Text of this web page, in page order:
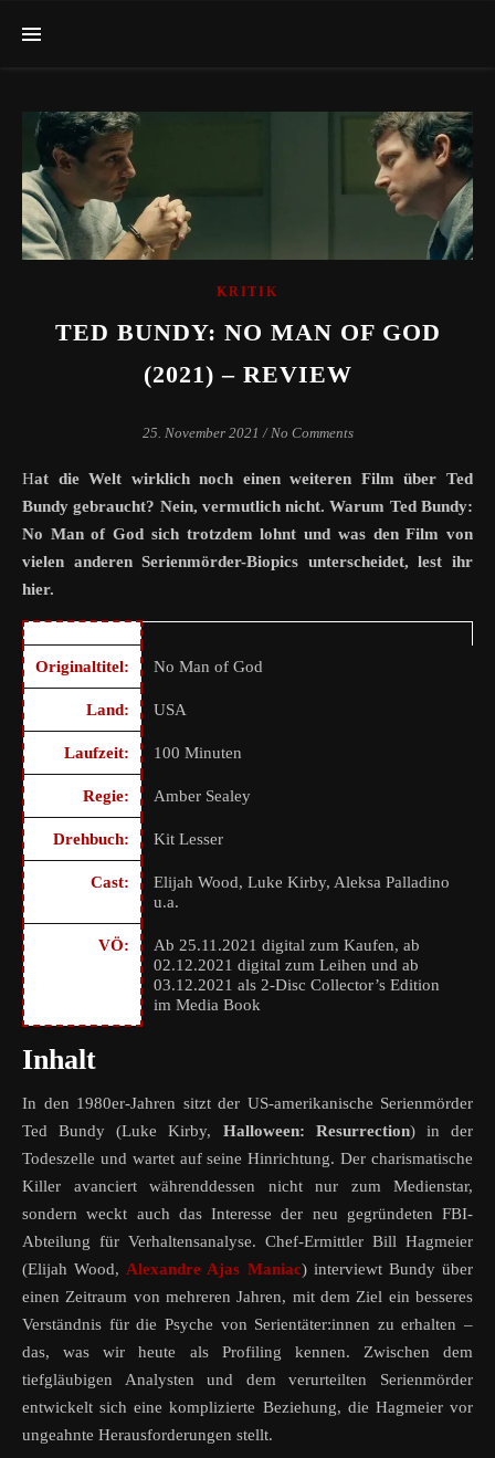
KRITIK
TED BUNDY: NO MAN OF GOD
(2021) – REVIEW
25. November 2021 / No Comments
Hat die Welt wirklich noch einen weiteren Film über Ted
Bundy gebraucht? Nein, vermutlich nicht. Warum Ted Bundy:
No Man of God sich trotzdem lohnt und was den Film von
vielen anderen Serienmörder-Biopics unterscheidet, lest ihr
hier.
Originaltitel: No Man of God
Land: USA
Laufzeit: 100 Minuten
Regie: Amber Sealey
Drehbuch: Kit Lesser
Cast:
Elijah Wood, Luke Kirby, Aleksa Palladino
u.a.
VÖ:
Ab 25.11.2021 digital zum Kaufen, ab
02.12.2021 digital zum Leihen und ab
03.12.2021 als 2-Disc Collector’s Edition
im Media Book
Inhalt
In den 1980er-Jahren sitzt der US-amerikanische Serienmörder
Ted Bundy (Luke Kirby, Halloween: Resurrection) in der
Todeszelle und wartet auf seine Hinrichtung. Der charismatische
Killer avanciert währenddessen nicht nur zum Medienstar,
sondern weckt auch das Interesse der neu gegründeten FBI-
Abteilung für Verhaltensanalyse. Chef-Ermittler Bill Hagmeier
(Elijah Wood,Alexandre Ajas Maniac) interviewt Bundy über
einen Zeitraum von mehreren Jahren, mit dem Ziel ein besseres
Verständnis für die Psyche von Serientäter:innen zu erhalten –
das, was wir heute als Profiling kennen. Zwischen dem
tiefgläubigen Analysten und dem verurteilten Serienmörder
entwickelt sich eine komplizierte Beziehung, die Hagmeier vor
ungeahnte Herausforderungen stellt.